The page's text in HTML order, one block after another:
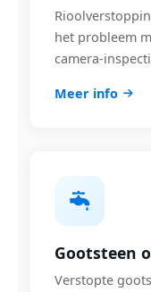
het probleem
camera-
Meer info
Gootsteen
Verstopte